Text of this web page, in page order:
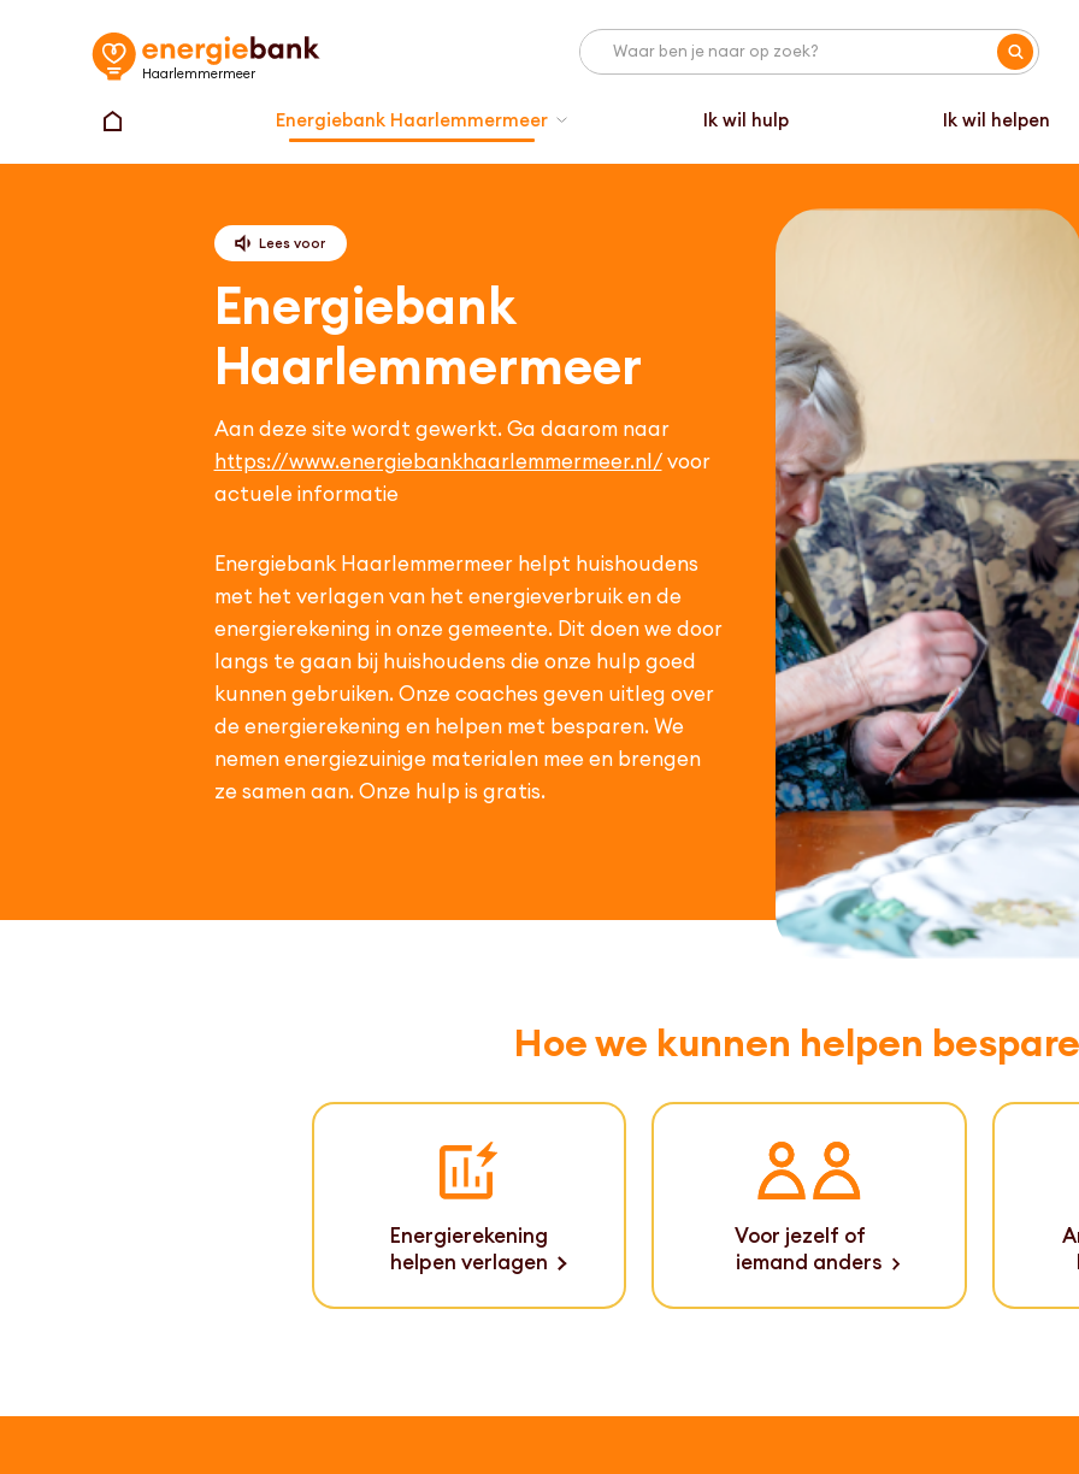
Haarlemmermeer
Energiebank Haarlemmermeer Ik wil hulp Ik wil helpen
Lees voor
Energiebank
Haarlemmermeer
Aan deze site wordt gewerkt. Ga daarom naar
https://www.energiebankhaarlemmermeer.nl/voor
actuele informatie
Energiebank Haarlemmermeer helpt huishoudens
met het verlagen van het energieverbruik en de
energierekening in onze gemeente. Dit doen we door
langs te gaan bij huishoudens die onze hulp goed
kunnen gebruiken. Onze coaches geven uitleg over
de energierekening en helpen met besparen. We
nemen energiezuinige materialen mee en brengen
ze samen aan. Onze hulp is gratis.
Hoe we kunnen helpen
Energierekening
helpen verlagen
Voor jezelf of
iemand anders